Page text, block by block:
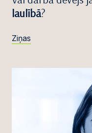
laulībā?
Ziņas